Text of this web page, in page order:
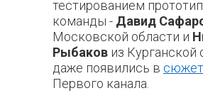
тестированием
команды - Давид
Московской области и
Рыбаков из Курганской
даже появились в
Первого канала.